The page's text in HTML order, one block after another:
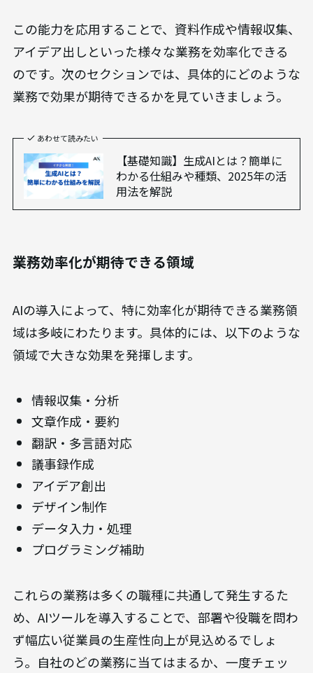
この能力を応用することで、資料作成や情報収集、
アイデア出しといった様々な業務を効率化できる
のです。次のセクションでは、具体的にどのような
業務で効果が期待できるかを見ていきましょう。
あわせて読みたい
【基礎知識】生成AIとは？簡単に
わかる仕組みや種類、2025年の活
用法を解説
業務効率化が期待できる領域
AIの導入によって、特に効率化が期待できる業務領
域は多岐にわたります。具体的には、以下のような
領域で大きな効果を発揮します。
情報収集・分析
文章作成・要約
翻訳・多言語対応
議事録作成
アイデア創出
デザイン制作
データ入力・処理
プログラミング補助
これらの業務は多くの職種に共通して発生するた
め、AIツールを導入することで、部署や役職を問わ
ず幅広い従業員の生産性向上が見込めるでしょ
う。自社のどの業務に当てはまるか、一度チェッ